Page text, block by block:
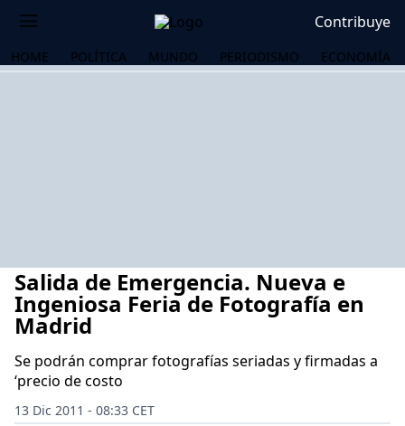
Contribuye
HOME POLÍTICA MUNDO PERIODISMO ECONOMÍA
Salida de Emergencia. Nueva e
Ingeniosa Feria de Fotografía en
Madrid
Se podrán comprar fotografías seriadas y firmadas a
‘precio de costo
13 Dic 2011 - 08:33 CET